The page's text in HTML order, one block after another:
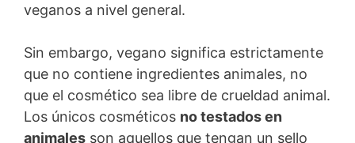
veganos a nivel general.
Sin embargo, vegano significa estrictamente
que no contiene ingredientes animales, no
que el cosmético sea libre de crueldad animal.
Los únicos cosméticos no testados en
animales son aquellos que tengan un sello